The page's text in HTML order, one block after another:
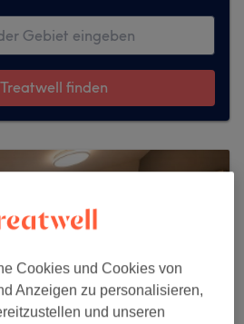
finden
Cookies und Cookies von
Anzeigen zu personalisieren,
und unseren